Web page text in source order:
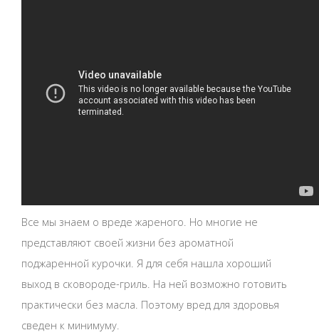
Все мы знаем о вреде жареного. Но многие не
представляют своей жизни без ароматной
поджаренной курочки. Я для себя нашла хороший
выход в сковороде-гриль. На ней возможно готовить
практически без масла. Поэтому вред для здоровья
сведен к минимуму.